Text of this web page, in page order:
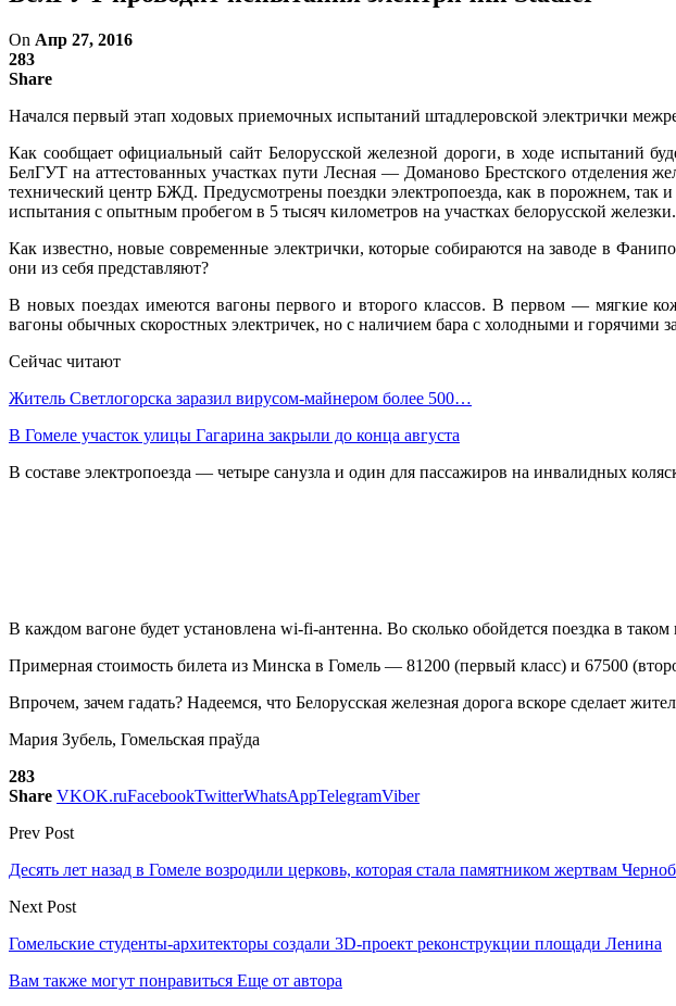
On Апр 27, 2016
283
Share
Начался первый этап ходовых приемочных испытаний штадлеровской электрички
Как сообщает официальный сайт Белорусской железной дороги, в ходе испытаний
БелГУТ на аттестованных участках пути Лесная — Доманово Брестского отделения
технический центр БЖД. Предусмотрены поездки электропоезда, как в порожнем,
испытания с опытным пробегом в 5 тысяч километров на участках белорусской
Как известно, новые современные электрички, которые собираются на заводе в
они из себя представляют?
В новых поездах имеются вагоны первого и второго классов. В первом — мягкие
вагоны обычных скоростных электричек, но с наличием бара с холодными и горячими
Сейчас читают
Житель Светлогорска заразил вирусом-майнером более 500…
В Гомеле участок улицы Гагарина закрыли до конца августа
В составе электропоезда — четыре санузла и один для пассажиров на инвалидных
В каждом вагоне будет установлена wi-fi-антенна. Во сколько обойдется поездка в таком
Примерная стоимость билета из Минска в Гомель — 81200 (первый класс) и 67500
Впрочем, зачем гадать? Надеемся, что Белорусская железная дорога вскоре сделает
Мария Зубель, Гомельская праўда
283
Share VKOK.ruFacebookTwitterWhatsAppTelegramViber
Prev Post
Десять лет назад в Гомеле возродили церковь, которая стала памятником жертвам
Next Post
Гомельские студенты-архитекторы создали 3D-проект реконструкции площади Ленина
Вам также могут понравиться Еще от автора